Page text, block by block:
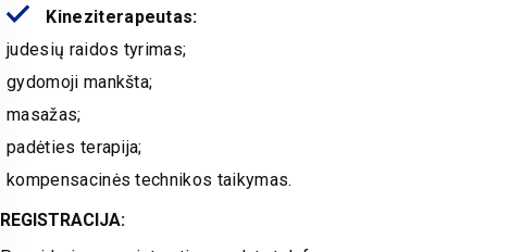
Kineziterapeutas:
judesių raidos tyrimas;
gydomoji mankšta;
masažas;
padėties terapija;
kompensacinės technikos taikymas.
REGISTRACIJA: